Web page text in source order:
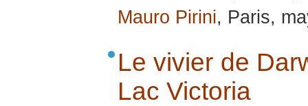
Mauro Pirini, Paris,
Le vivier de
Lac Victoria